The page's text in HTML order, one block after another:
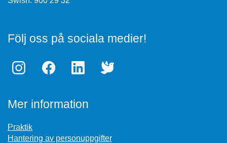
Följ oss på sociala medier!
Mer information
Praktik
Hantering av personuppgifter